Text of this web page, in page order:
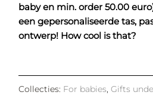
baby en min. order 50.00
een gepersonaliseerde tas,
ontwerp! How cool is that?
Collecties: For babies ,Gifts